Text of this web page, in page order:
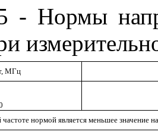
- Нормы
МГц
нормой является меньшее значение